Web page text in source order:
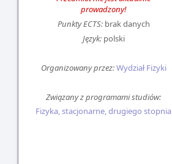
prowadzony!
Punkty ECTS:brak danych
Język:polski
Organizowany przez:Wydział Fizyki
Związany z programami studiów:
Fizyka, stacjonarne, drugiego stopnia